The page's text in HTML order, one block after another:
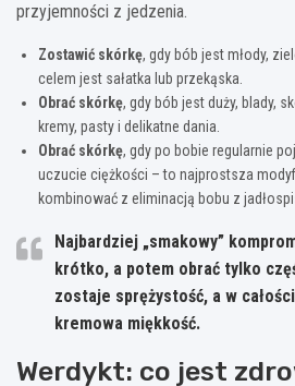
przyjemności z jedzenia.
Zostawić skórkę, gdy bób jest młody,
celem jest sałatka lub przekąska.
Obrać skórkę, gdy bób jest duży, blady,
kremy, pasty i delikatne dania.
Obrać skórkę, gdy po bobie regularnie
uczucie ciężkości – to najprostsza
kombinować z eliminacją bobu z
Najbardziej „smakowy”
krótko, a potem obrać tylko
zostaje sprężystość, a w
kremowa miękkość.
Werdykt: co jest